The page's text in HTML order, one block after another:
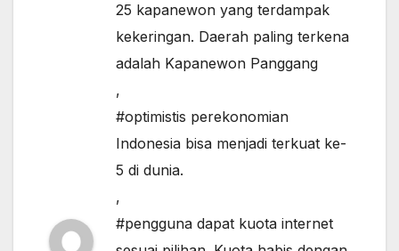
25 kapanewon yang terdampak
kekeringan. Daerah paling terkena
adalah Kapanewon Panggang
,
#optimistis perekonomian
Indonesia bisa menjadi terkuat ke-
5 di dunia.
,
#pengguna dapat kuota internet